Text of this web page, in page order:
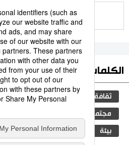
للمزيد
الكلمات الأكثر بحثا
ثقافة المطبخ الياباني
مجتمع
بيئة الكاكي